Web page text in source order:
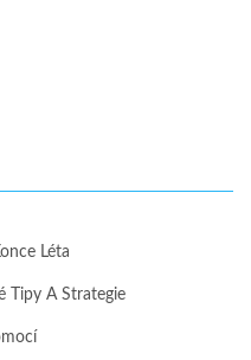
Léta
Tipy A Strategie